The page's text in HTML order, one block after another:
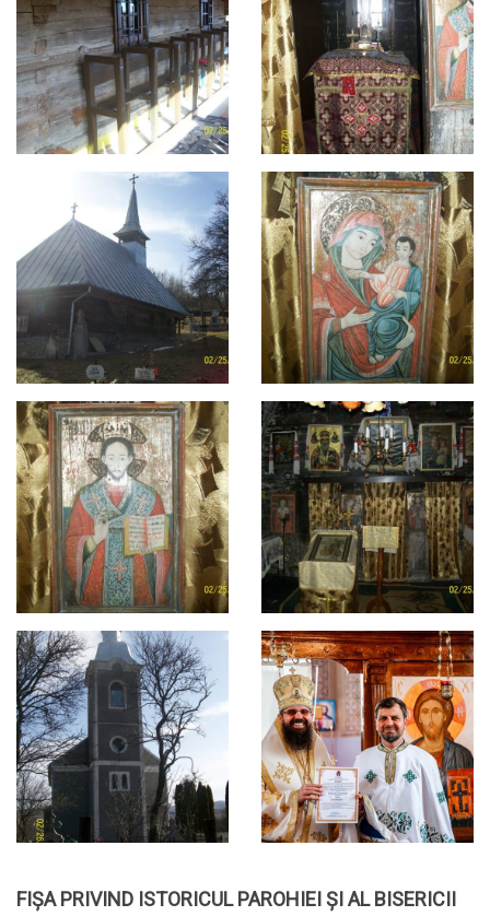
FIȘA PRIVIND ISTORICUL PAROHIEI ȘI AL BISERICII